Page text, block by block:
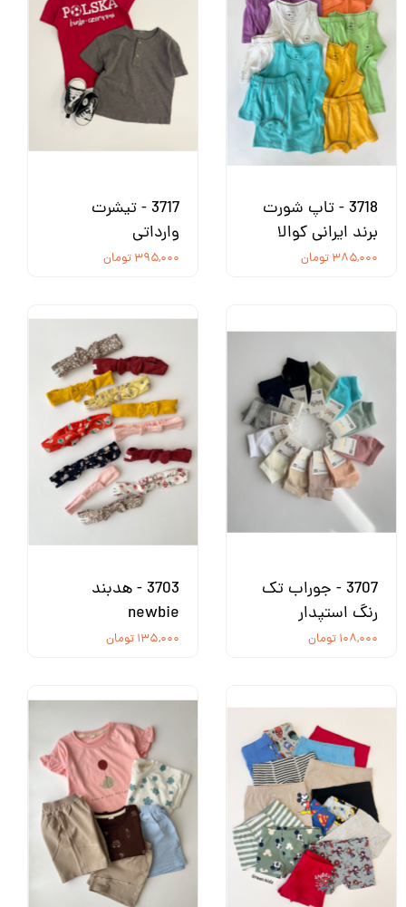
3718 - تاپ شورت
برند ایرانی کوالا
۳۸۵,۰۰۰ تومان
3717 - تیشرت
وارداتی
۳۹۵,۰۰۰ تومان
3707 - جوراب تک
رنگ استپدار
۱۰۸,۰۰۰ تومان
3703 - هدبند
newbie
۱۳۵,۰۰۰ تومان